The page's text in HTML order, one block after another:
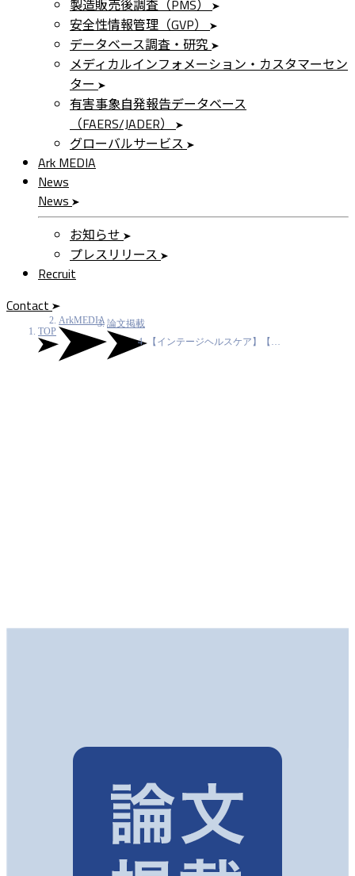
製造販売後調査（PMS）
安全性情報管理（GVP）
データベース調査・研究
メディカルインフォメーション・カスタマーセン
ター
有害事象自発報告データベース
（FAERS/JADER）
グローバルサービス
Ark MEDIA
News
News
お知らせ
プレスリリース
Recruit
Contact
TOP
ArkMEDIA 論文掲載
【インテージヘルスケア】【…